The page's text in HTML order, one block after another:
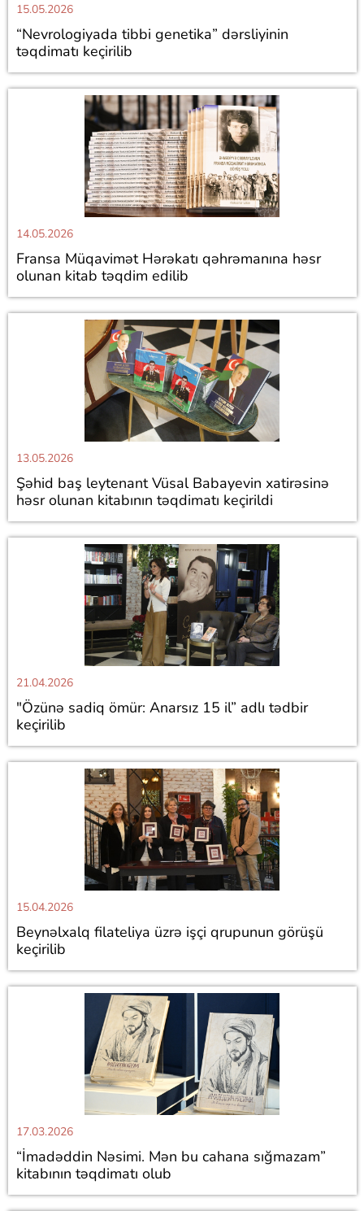
15.05.2026
“Nevrologiyada tibbi genetika” dərsliyinin
təqdimatı keçirilib
14.05.2026
Fransa Müqavimət Hərəkatı qəhrəmanına həsr
olunan kitab təqdim edilib
13.05.2026
Şəhid baş leytenant Vüsal Babayevin xatirəsinə
həsr olunan kitabının təqdimatı keçirildi
21.04.2026
"Özünə sadiq ömür: Anarsız 15 il” adlı tədbir
keçirilib
15.04.2026
Beynəlxalq filateliya üzrə işçi qrupunun görüşü
keçirilib
17.03.2026
“İmadəddin Nəsimi. Mən bu cahana sığmazam”
kitabının təqdimatı olub